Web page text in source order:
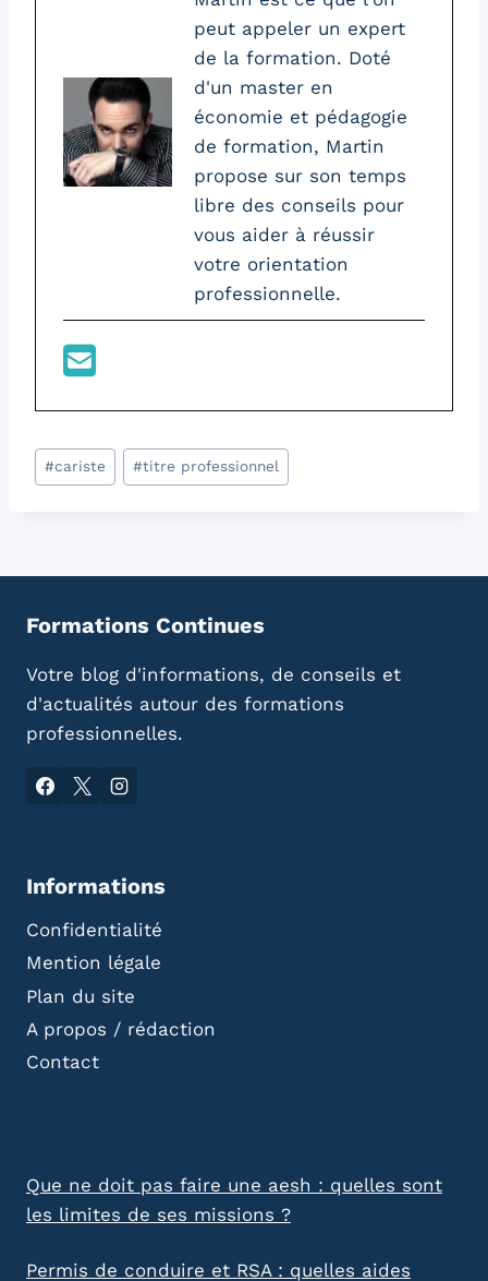
peut appeler un expert
de la formation. Doté
d'un master en
économie et pédagogie
de formation, Martin
propose sur son temps
libre des conseils pour
vous aider à réussir
votre orientation
professionnelle.
Étiquettes
de
#cariste #titre professionnel
Formations Continues
Votre blog d'informations, de conseils et
d'actualités autour des formations
professionnelles.
Informations
Confidentialité
Mention légale
Plan du site
A propos / rédaction
Contact
Que ne doit pas faire une aesh : quelles sont
les limites de ses missions ?
Permis de conduire et RSA : quelles aides